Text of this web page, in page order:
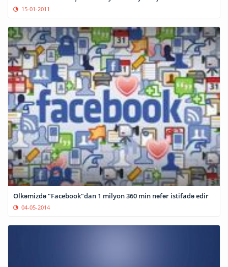
15-01-2011
Ölkəmizdə "Facebook"dan 1 milyon 360 min nəfər istifadə edir
04-05-2014